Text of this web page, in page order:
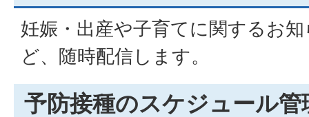
妊娠・出産や子育てに関するお
ど、随時配信します。
予防接種のスケジュール管